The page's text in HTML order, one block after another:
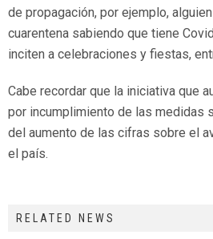
de propagación, por ejemplo,
cuarentena sabiendo que tiene
inciten a celebraciones y fiestas,
Cabe recordar que la iniciativa que
por incumplimiento de las medidas
del aumento de las cifras sobre el
el país.
RELATED NEWS